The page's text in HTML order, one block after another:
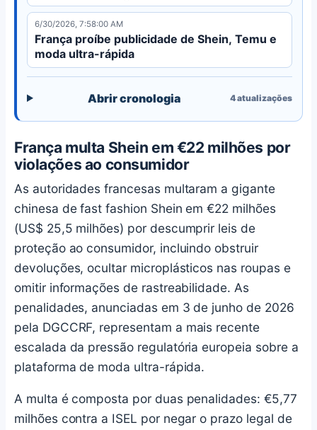
6/30/2026, 7:58:00 AM
França proíbe publicidade de Shein, Temu e
moda ultra-rápida
Abrir cronologia 4atualizações
França multa Shein em €22 milhões por
violações ao consumidor
As autoridades francesas multaram a gigante
chinesa de fast fashion Shein em €22 milhões
(US$ 25,5 milhões) por descumprir leis de
proteção ao consumidor, incluindo obstruir
devoluções, ocultar microplásticos nas roupas e
omitir informações de rastreabilidade. As
penalidades, anunciadas em 3 de junho de 2026
pela DGCCRF, representam a mais recente
escalada da pressão regulatória europeia sobre a
plataforma de moda ultra-rápida.
A multa é composta por duas penalidades: €5,77
milhões contra a ISEL por negar o prazo legal de